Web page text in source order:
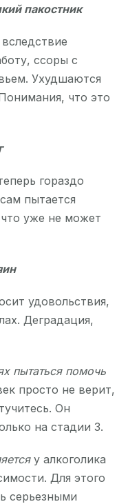
пакостник
ссоры с
Ухудшаются
что это
гораздо
пытается
что уже не может
удовольствия,
Деградация,
пытаться помочь
просто не верит,
Он
на стадии 3.
у алкоголика
Для этого
серьезными